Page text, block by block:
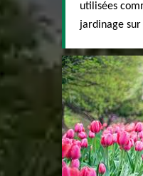
utilisées
jardinage